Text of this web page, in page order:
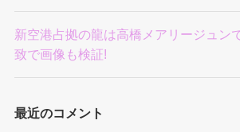
新空港占拠の龍は高橋メアリージュン
致で画像も検証!
最近のコメント